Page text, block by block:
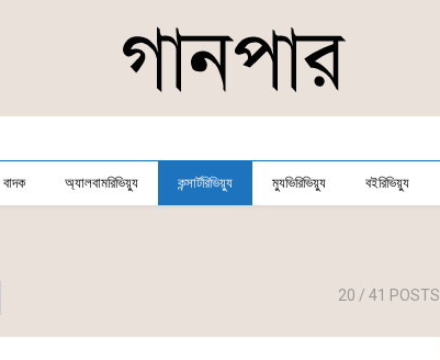
বাদক অ্যালবামরিভিয়্যু কন্সার্টরিভিয়্যু ম্যুভিরিভিয়্যু বইরিভিয়্যু
20 / 41 POSTS